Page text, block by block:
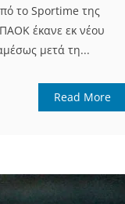
το Sportime της
έκανε εκ νέου
μετά τη...
Read More